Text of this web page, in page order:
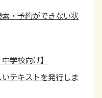
・予約ができない状
学校向け】
いテキストを発行しま